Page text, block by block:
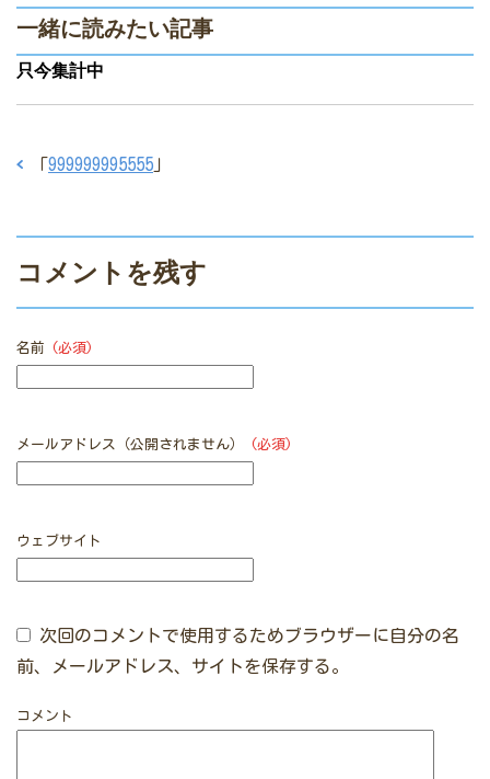
一緒に読みたい記事
只今集計中
「999999995555 」
コメントを残す
名前 (必須)
メールアドレス（公開されません） (必須)
ウェブサイト
次回のコメントで使用するためブラウザーに自分の名
前、メールアドレス、サイトを保存する。
コメント